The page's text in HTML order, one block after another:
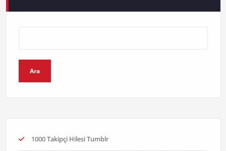
Ara
1000 Takipçi Hilesi Tumblr